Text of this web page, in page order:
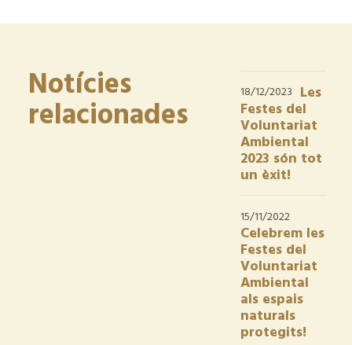
Notícies
relacionades
18/12/2023 Les
Festes del
Voluntariat
Ambiental
2023 són tot
un èxit!
15/11/2022
Celebrem les
Festes del
Voluntariat
Ambiental
als espais
naturals
protegits!